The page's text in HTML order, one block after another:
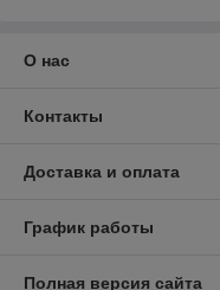
О нас
Контакты
Доставка и оплата
График работы
Полная версия сайта